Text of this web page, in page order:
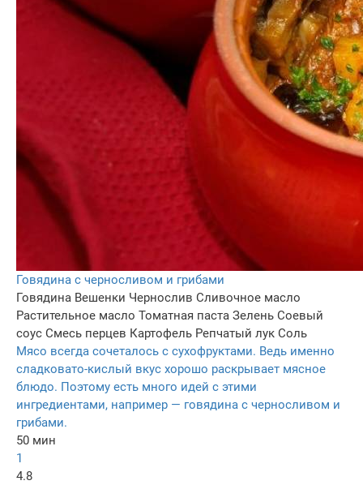
Говядина с черносливом и грибами
Говядина Вешенки Чернослив Сливочное масло
Растительное масло Томатная паста Зелень Соевый
соус Смесь перцев Картофель Репчатый лук Соль
Мясо всегда сочеталось с сухофруктами. Ведь именно
сладковато-кислый вкус хорошо раскрывает мясное
блюдо. Поэтому есть много идей с этими
ингредиентами, например — говядина с черносливом и
грибами.
50 мин
1
4.8